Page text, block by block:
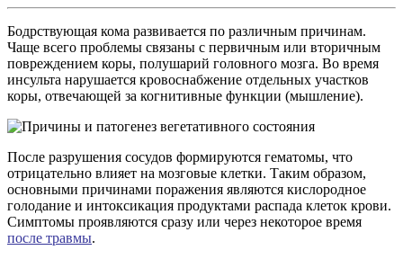
Бодрствующая кома развивается по различным причинам.
Чаще всего проблемы связаны с первичным или вторичным
повреждением коры, полушарий головного мозга. Во время
инсульта нарушается кровоснабжение отдельных участков
коры, отвечающей за когнитивные функции (мышление).
После разрушения сосудов формируются гематомы, что
отрицательно влияет на мозговые клетки. Таким образом,
основными причинами поражения являются кислородное
голодание и интоксикация продуктами распада клеток крови.
Симптомы проявляются сразу или через некоторое время
после травмы.